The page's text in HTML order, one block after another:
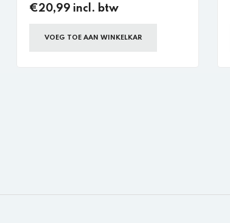
€20,99 incl. btw
VOEG TOE AAN WINKELKAR